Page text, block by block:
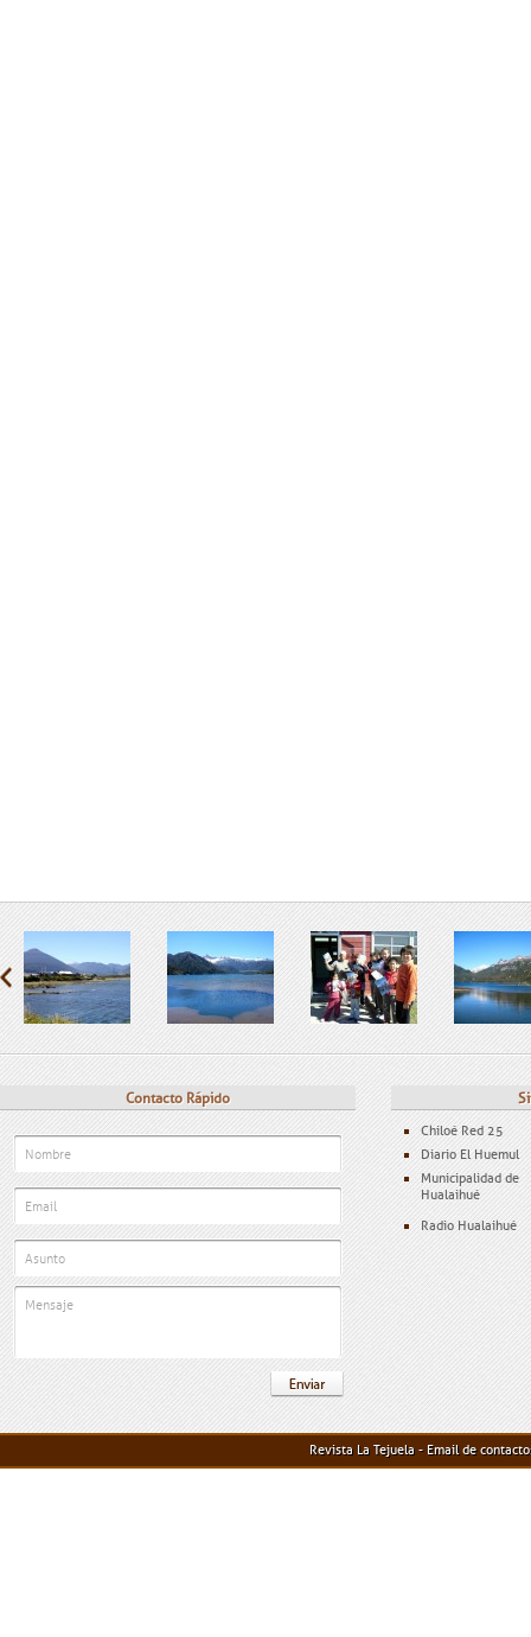
Contacto Rápido
Chiloé Red 25
Diario El Huemul
Municipalidad de
Hualaihué
Radio Hualaihué
Revista La Tejuela - Email de